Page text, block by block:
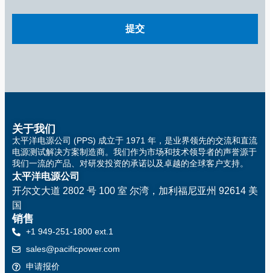
关于我们
太平洋电源公司 (PPS) 成立于 1971 年，是业界领先的交流和直流
电源测试解决方案制造商。我们作为市场和技术领导者的声誉源于
我们一流的产品、对研发投资的承诺以及卓越的全球客户支持。
太平洋电源公司
开尔文大道 2802 号 100 室 尔湾，加利福尼亚州 92614 美
国
销售
+1 949-251-1800 ext.1
sales@pacificpower.com
申请报价